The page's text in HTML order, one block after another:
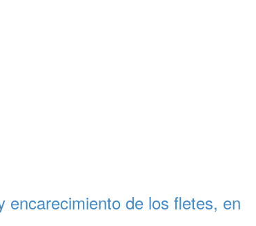
encarecimiento de los fletes, en